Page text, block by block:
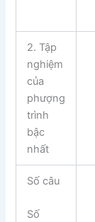
2. Tập
nghiệm
của
phượng
trình
bậc
nhất
Số câu
Số